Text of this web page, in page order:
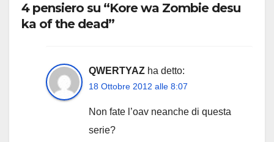
4 pensiero su “Kore wa Zombie desu
ka of the dead”
QWERTYAZ ha detto:
18 Ottobre 2012 alle 8:07
Non fate l’oav neanche di questa
serie?